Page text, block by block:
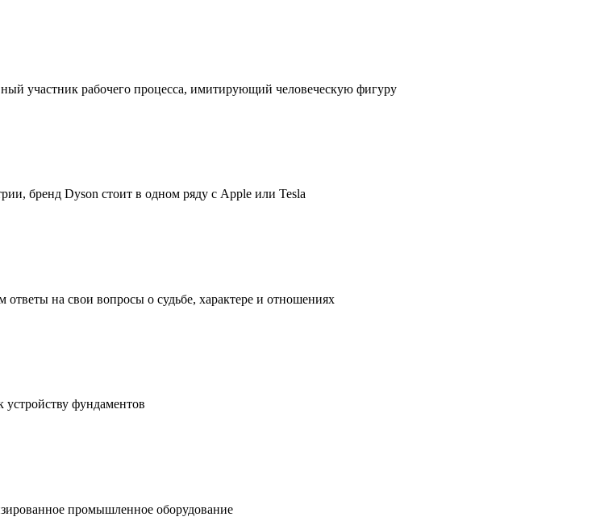
участник рабочего процесса, имитирующий человеческую фигуру
бренд Dyson стоит в одном ряду с Apple или Tesla
на свои вопросы о судьбе, характере и отношениях
фундаментов
промышленное оборудование